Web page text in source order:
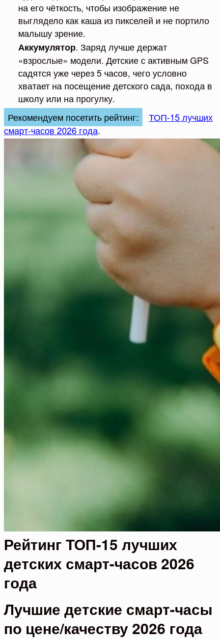
на его чёткость, чтобы изображение не
выглядело как каша из пикселей и не портило
малышу зрение.
Аккумулятор. Заряд лучше держат
«взрослые» модели. Детские с активным GPS
садятся уже через 5 часов, чего условно
хватает на посещение детского сада, похода в
школу или на прогулку.
Рекомендуем посетить рейтинг:
ТОП-15 лучших
смарт-часов 2026 года.
Рейтинг ТОП-15 лучших
детских смарт-часов 2026
года
Лучшие детские смарт-часы
по цене/качеству 2026 года